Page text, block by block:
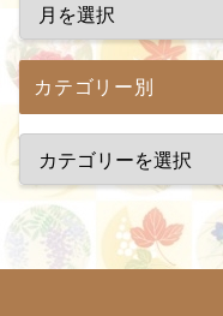
カテゴリー別